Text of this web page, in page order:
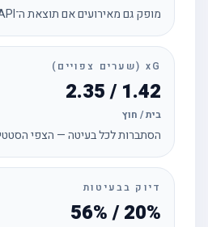
מופק גם מאירועים אם תוצאת ה־API לא זמינה
xG (שערים צפויים)
1.42 / 2.35
בית / חוץ
הסתברות לכל בעיטה — הצפי
דיוק בבעיטות
20% / 56%